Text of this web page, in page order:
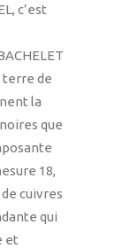
c’est
terre de
la
que
18,
cuivres
qui
et